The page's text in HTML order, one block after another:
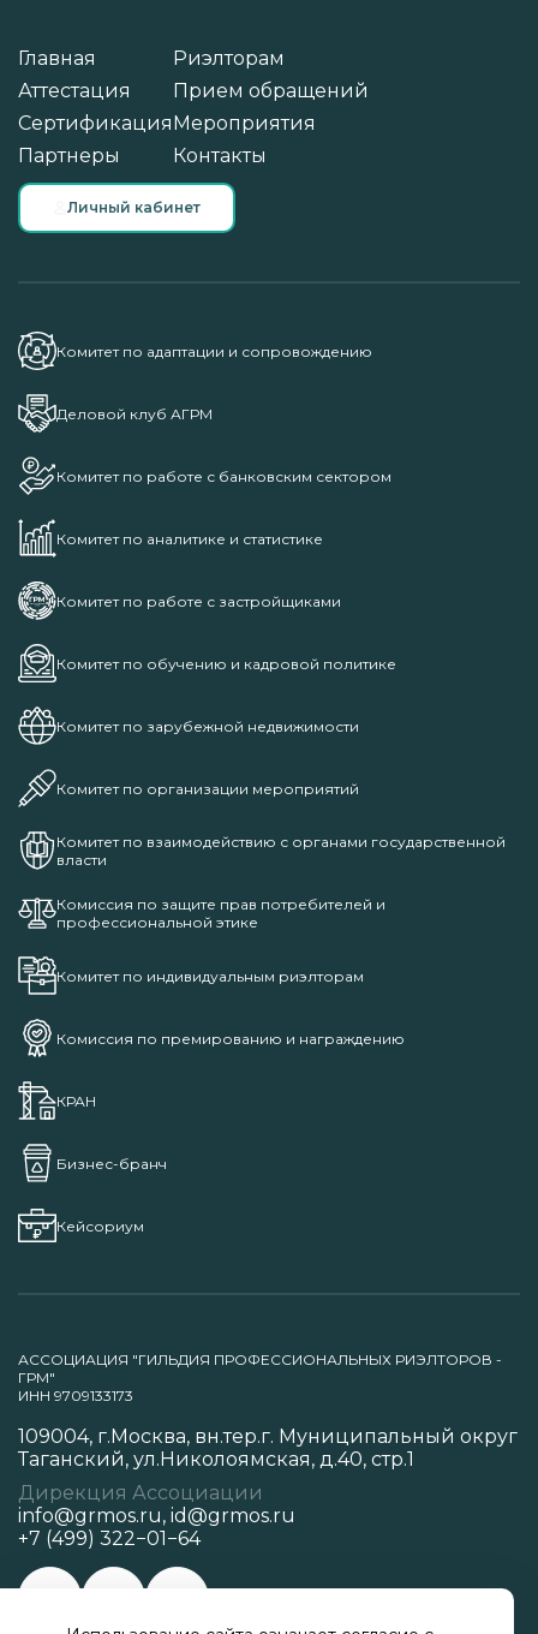
Главная
Аттестация
Сертификация
Партнеры
Риэлторам
Прием обращений
Мероприятия
Контакты
Личный кабинет
Комитет по адаптации и сопровождению
Деловой клуб АГРМ
Комитет по работе с банковским сектором
Комитет по аналитике и статистике
Комитет по работе с застройщиками
Комитет по обучению и кадровой политике
Комитет по зарубежной недвижимости
Комитет по организации мероприятий
Комитет по взаимодействию с органами государственной
власти
Комиссия по защите прав потребителей и
профессиональной этике
Комитет по индивидуальным риэлторам
Комиссия по премированию и награждению
КРАН
Бизнес-бранч
Кейсориум
АССОЦИАЦИЯ "ГИЛЬДИЯ ПРОФЕССИОНАЛЬНЫХ РИЭЛТОРОВ -
ГРМ"
ИНН 9709133173
109004, г.Москва, вн.тер.г. Муниципальный округ
Таганский, ул.Николоямская, д.40, стр.1
Дирекция Ассоциации
info@grmos.ru, id@grmos.ru
+7 (499) 322−01−64